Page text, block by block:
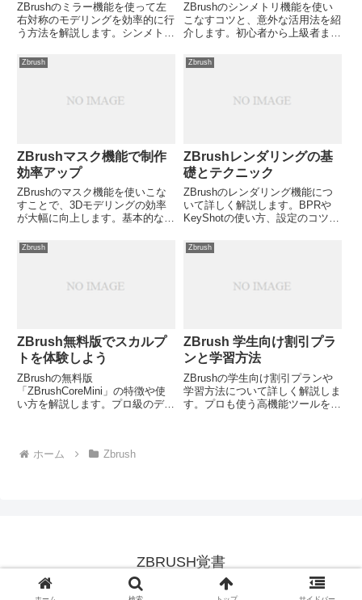
ZBrushのミラー機能を使って左
右対称のモデリングを効率的に行
う方法を解説します。シンメトリ
的な手順を紹介しますが、ミラー
機能を使いこなすコツとは？
ZBrushのシンメトリ機能を使い
こなすコツと、意外な活用法を紹
介します。初心者から上級者ま
用する方法とは？
Zbrush
ZBrushマスク機能で制作
効率アップ
ZBrushのマスク機能を使いこな
すことで、3Dモデリングの効率
が大幅に向上します。基本的な使
しますが、あなたはどのように活
用していますか？
Zbrush
ZBrushレンダリングの基
礎とテクニック
ZBrushのレンダリング機能につ
いて詳しく解説します。BPRや
KeyShotの使い方、設定のコツな
す。あなたのZBrushスキルを次
のレベルに引き上げる準備はでき
Zbrush
ZBrush無料版でスカルプ
トを体験しよう
ZBrushの無料版
「ZBrushCoreMini」の特徴や使
い方を解説します。プロ級のデジ
か？
Zbrush
ZBrush 学生向け割引プラ
ンと学習方法
ZBrushの学生向け割引プランや
学習方法について詳しく解説しま
す。プロも使う高機能ツールを学
ホーム
Zbrush
ZBRUSH覚書
© 2007 ZBRUSH覚書.